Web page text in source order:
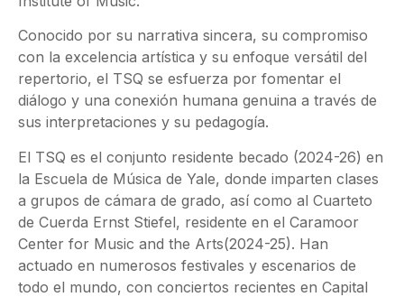
Conocido por su narrativa sincera, su compromiso
con la excelencia artística y su enfoque versátil del
repertorio, el TSQ se esfuerza por fomentar el
diálogo y una conexión humana genuina a través de
sus interpretaciones y su pedagogía.
El TSQ es el conjunto residente becado (2024-26) en
la Escuela de Música de Yale, donde imparten clases
a grupos de cámara de grado, así como al Cuarteto
de Cuerda Ernst Stiefel, residente en el Caramoor
Center for Music and the Arts(2024-25). Han
actuado en numerosos festivales y escenarios de
todo el mundo, con conciertos recientes en Capital